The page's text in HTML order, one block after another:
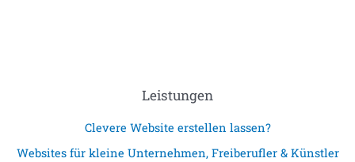
Leistungen
Clevere Website erstellen lassen?
Websites für kleine Unternehmen, Freiberufler & Künstler